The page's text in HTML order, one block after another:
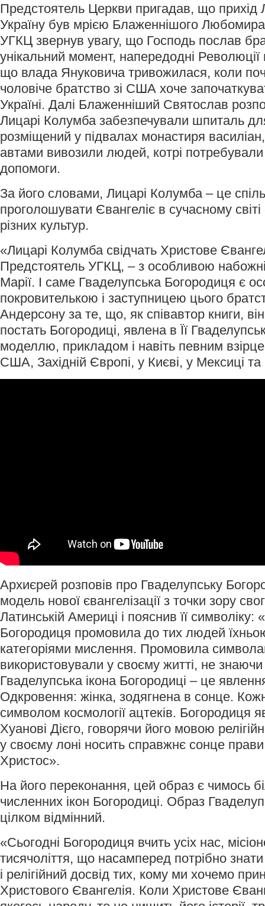
Предстоятель Церкви пригадав, що прихід
Україну був мрією Блаженнішого
УГКЦ звернув увагу, що Господь послав
унікальний момент, напередодні Революції
що влада Януковича тривожилася, коли
чоловіче братство зі США хоче
Україні. Далі Блаженніший Святослав
Лицарі Колумба забезпечували шпиталь
розміщений у підвалах монастиря
автами вивозили людей, котрі потребували
допомоги.
За його словами, Лицарі Колумба – це
проголошувати Євангеліє в сучасному світі
різних культур.
«Лицарі Колумба свідчать Христове
Предстоятель УГКЦ, – з особливою
Марії. І саме Гваделупська Богородиця є
покровителькою і заступницею цього
Андерсону за те, що, як співавтор книги,
постать Богородиці, явлена в Її
моделлю, прикладом і навіть певним
США, Західній Європі, у Києві, у Мексиці та
Архиєрей розповів про Гваделупську
модель нової євангелізації з точки зору
Латинській Америці і пояснив її символіку:
Богородиця промовила до тих людей
категоріями мислення. Промовила
використовували у своєму житті, не
Гваделупська ікона Богородиці – це
Одкровення: жінка, зодягнена в сонце.
символом космології ацтеків. Богородиця
Хуанові Дієго, говорячи його мовою
у своєму лоні носить справжнє сонце прави
Христос».
На його переконання, цей образ є чимось
численних ікон Богородиці. Образ
цілком відмінний.
«Сьогодні Богородиця вчить усіх нас,
тисячоліття, що насамперед потрібно
і релігійний досвід тих, кому ми хочемо
Христового Євангелія. Коли Христове